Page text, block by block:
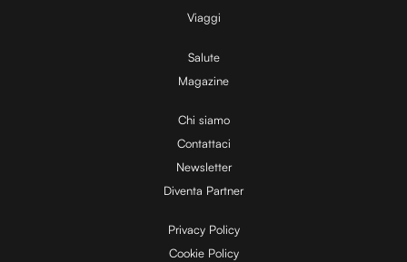
V
i
d
e
Viaggi
Salute
Magazine
Chi siamo
Contattaci
Newsletter
Diventa Partner
Privacy Policy
Cookie Policy